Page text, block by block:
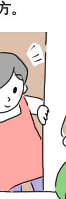
。